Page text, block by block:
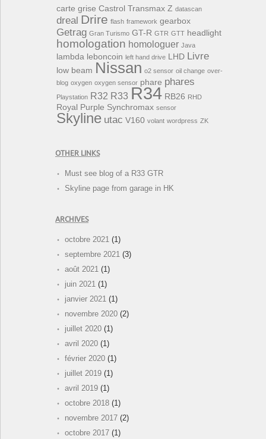
carte grise Castrol Transmax Z datascan
dreal Drire flash framework gearbox
Getrag Gran Turismo GT-R GTR GTT headlight
homologation homologuer Java
lambda leboncoin left hand drive LHD Livre
low beam Nissan o2 sensor oil change over-
blog oxygen oxygen sensor phare phares
Playstation R32 R33 R34 RB26 RHD
Royal Purple Synchromax sensor
Skyline utac V160 volant wordpress ZK
OTHER LINKS
Must see blog of a R33 GTR
Skyline page from garage in HK
ARCHIVES
octobre 2021 (1)
septembre 2021 (3)
août 2021 (1)
juin 2021 (1)
janvier 2021 (1)
novembre 2020 (2)
juillet 2020 (1)
avril 2020 (1)
février 2020 (1)
juillet 2019 (1)
avril 2019 (1)
octobre 2018 (1)
novembre 2017 (2)
octobre 2017 (1)